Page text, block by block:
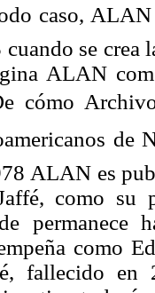
caso, ALAN
se
ALAN
cómo
de
ALAN es
como
como
fallecido en